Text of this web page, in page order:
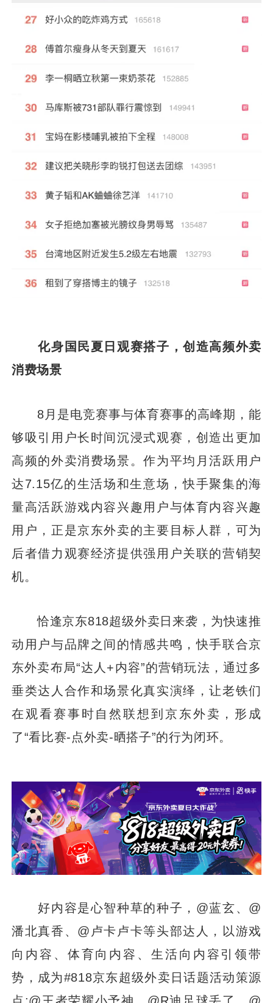
化身国民夏日观赛搭子，创造高频外卖
消费场景
8月是电竞赛事与体育赛事的高峰期，能
够吸引用户长时间沉浸式观赛，创造出更加
高频的外卖消费场景。作为平均月活跃用户
达7.15亿的生活场和生意场，快手聚集的海
量高活跃游戏内容兴趣用户与体育内容兴趣
用户，正是京东外卖的主要目标人群，可为
后者借力观赛经济提供强用户关联的营销契
机。
恰逢京东818超级外卖日来袭，为快速推
动用户与品牌之间的情感共鸣，快手联合京
东外卖布局“达人+内容”的营销玩法，通过多
垂类达人合作和场景化真实演绎，让老铁们
在观看赛事时自然联想到京东外卖，形成
了“看比赛-点外卖-晒搭子”的行为闭环。
好内容是心智种草的种子，@蓝玄、@
潘北真香、@卢卡卢卡等头部达人，以游戏
向内容、体育向内容、生活向内容引领带
势，成为#818京东超级外卖日话题活动策源
点;@王者荣耀小予神、@R迪足球丢了、@